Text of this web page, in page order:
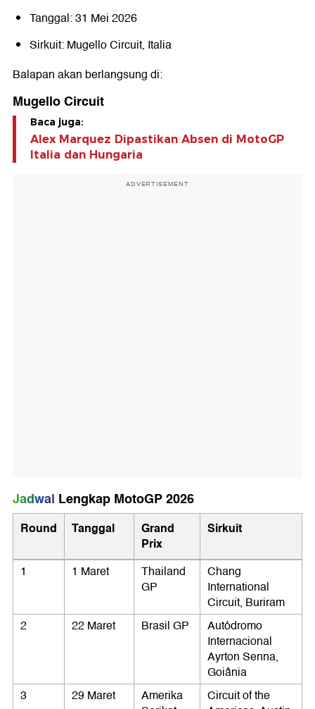
Tanggal: 31 Mei 2026
Sirkuit: Mugello Circuit, Italia
Balapan akan berlangsung di:
Mugello Circuit
Baca juga:
Alex Marquez Dipastikan Absen di MotoGP
Italia dan Hungaria
ADVERTISEMENT
Jadwal Lengkap MotoGP 2026
Round Tanggal
Grand
Prix
Sirkuit
1 1 Maret
Thailand
GP
Chang
International
Circuit, Buriram
2
22 Maret Brasil GP
Autódromo
Internacional
Ayrton Senna,
Goiânia
3
29 Maret
Amerika
Circuit of the